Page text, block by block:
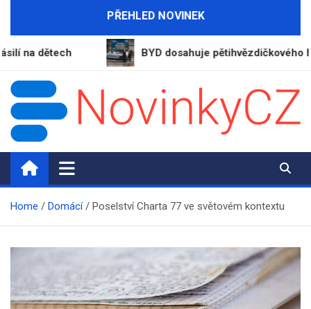
PŘEHLED NOVINEK
BYD dosahuje pětihvězdičkového
NovinkyCZ.cz
Magazín novinek a informací
Home Domácí Poselství Charta 77 ve světovém kontextu